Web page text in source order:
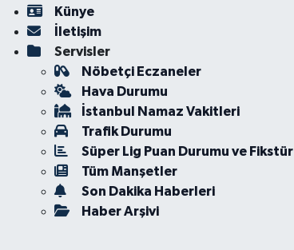
Künye
İletişim
Servisler
Nöbetçi Eczaneler
Hava Durumu
İstanbul Namaz Vakitleri
Trafik Durumu
Süper Lig Puan Durumu ve Fikstür
Tüm Manşetler
Son Dakika Haberleri
Haber Arşivi